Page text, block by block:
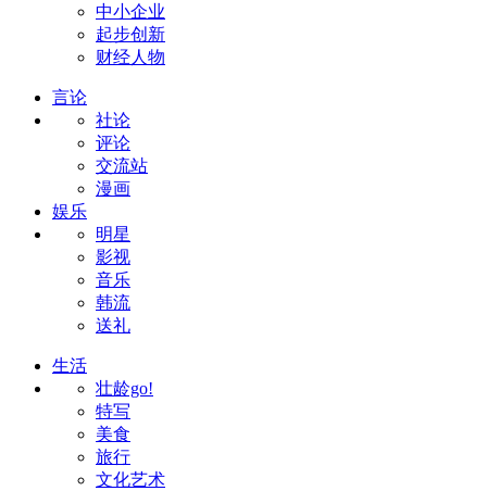
中小企业
起步创新
财经人物
言论
社论
评论
交流站
漫画
娱乐
明星
影视
音乐
韩流
送礼
生活
壮龄go!
特写
美食
旅行
文化艺术